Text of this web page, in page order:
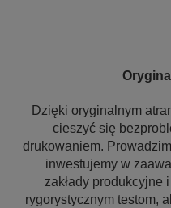
Dzięki oryginalnym
cieszyć się
drukowaniem.
inwestujemy w
zakłady produkcyjne
rygorystycznym testom,